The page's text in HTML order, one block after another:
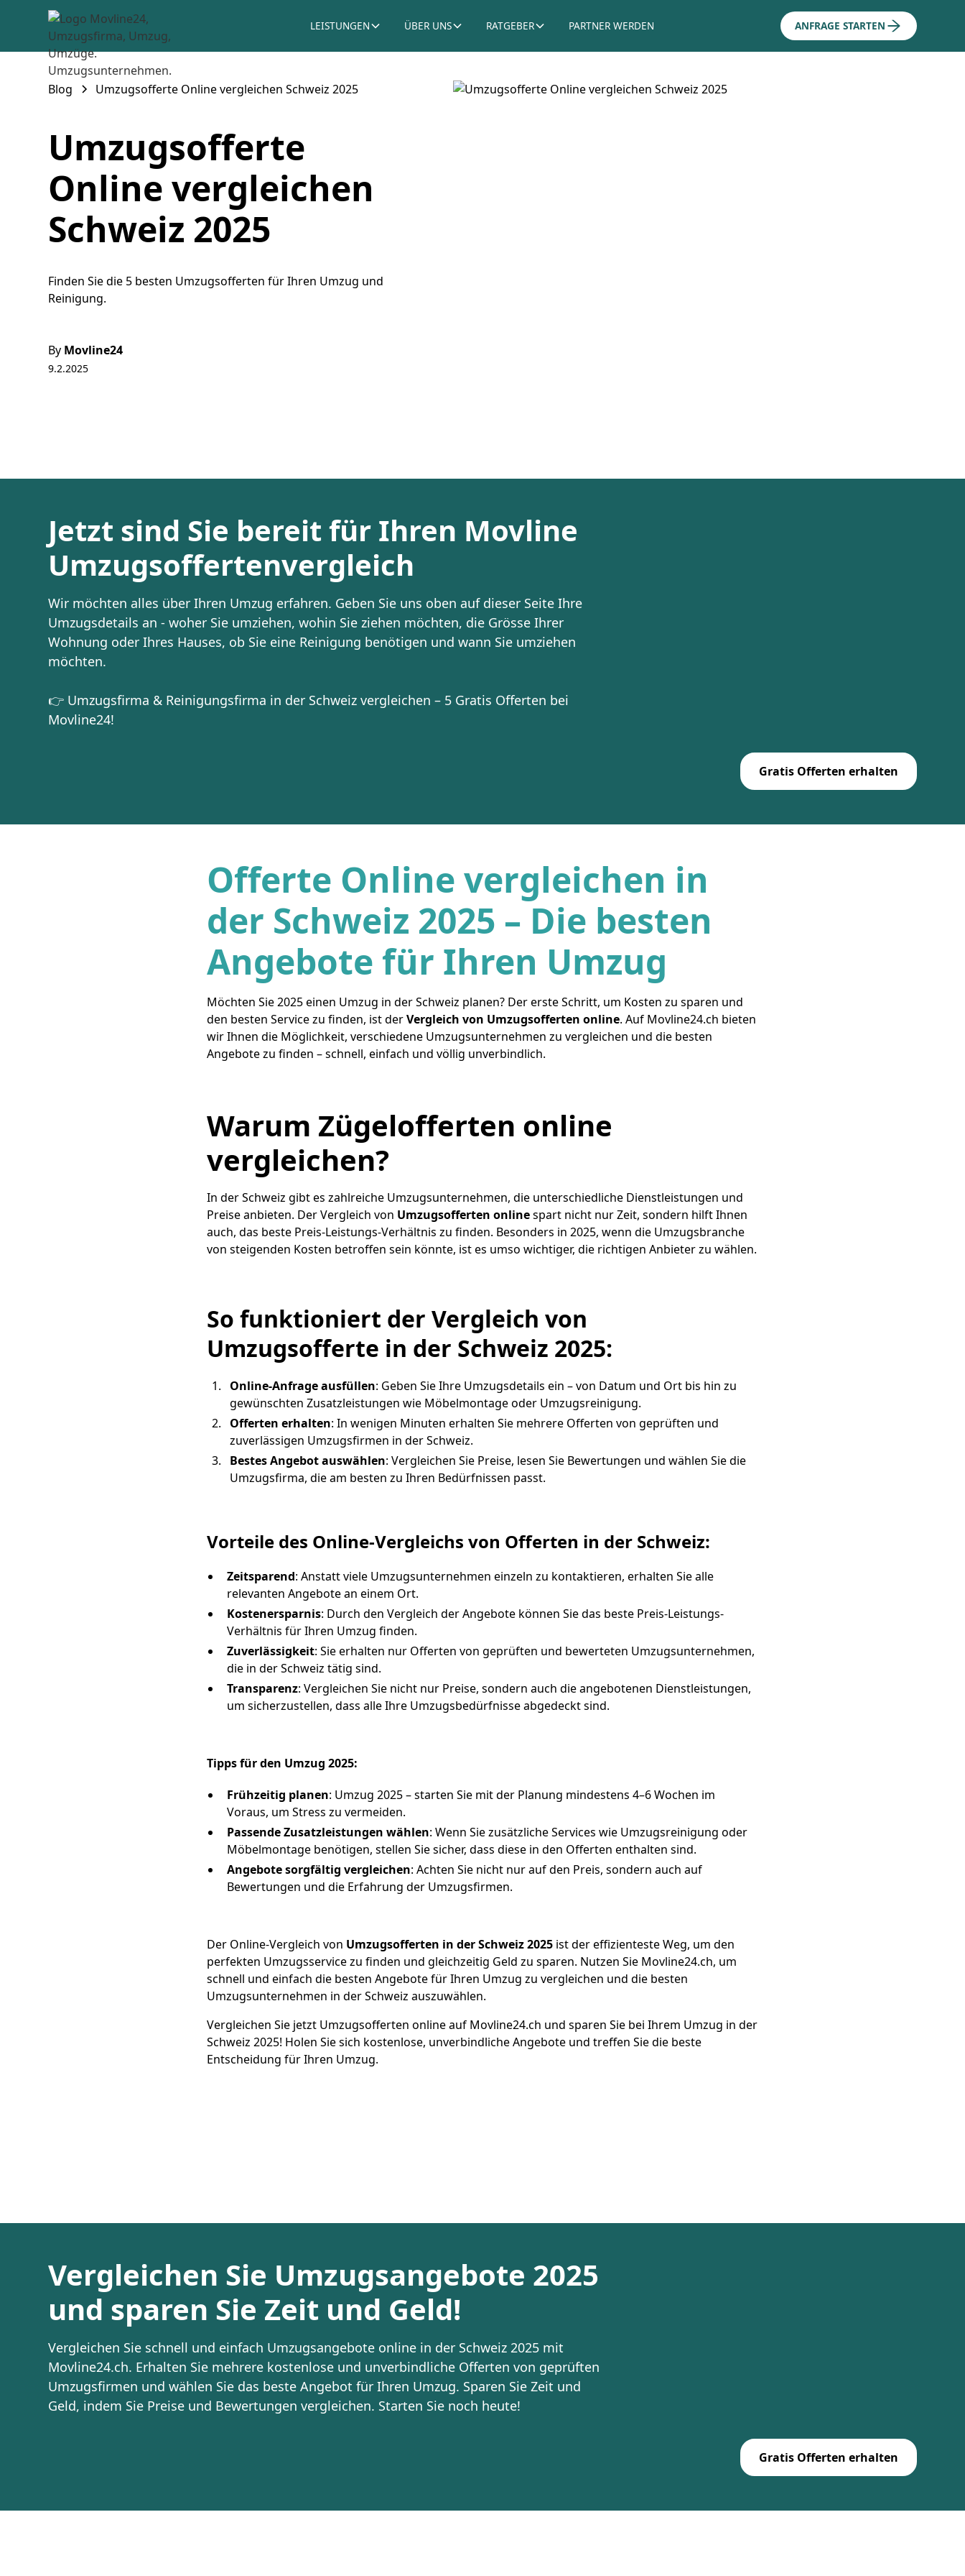
LEISTUNGEN ÜBER UNS RATGEBER PARTNER WERDEN ANFRAGE STARTEN
Blog Umzugsofferte Online vergleichen Schweiz 2025
Umzugsofferte
Online vergleichen
Schweiz 2025
Finden Sie die 5 besten Umzugsofferten für Ihren Umzug und
Reinigung.
By Movline24
9.2.2025
Jetzt sind Sie bereit für Ihren Movline
Umzugsoffertenvergleich
Wir möchten alles über Ihren Umzug erfahren. Geben Sie uns oben auf dieser Seite Ihre
Umzugsdetails an - woher Sie umziehen, wohin Sie ziehen möchten, die Grösse Ihrer
Wohnung oder Ihres Hauses, ob Sie eine Reinigung benötigen und wann Sie umziehen
möchten.
👉 Umzugsfirma & Reinigungsfirma in der Schweiz vergleichen – 5 Gratis Offerten bei
Movline24!
Gratis Offerten erhalten
Offerte Online vergleichen in
der Schweiz 2025 – Die besten
Angebote für Ihren Umzug
Möchten Sie 2025 einen Umzug in der Schweiz planen? Der erste Schritt, um Kosten zu sparen und
den besten Service zu finden, ist derVergleich von Umzugsofferten online. Auf Movline24.ch bieten
wir Ihnen die Möglichkeit, verschiedene Umzugsunternehmen zu vergleichen und die besten
Angebote zu finden – schnell, einfach und völlig unverbindlich.
Warum Zügelofferten online
vergleichen?
In der Schweiz gibt es zahlreiche Umzugsunternehmen, die unterschiedliche Dienstleistungen und
Preise anbieten. Der Vergleich von Umzugsofferten onlinespart nicht nur Zeit, sondern hilft Ihnen
auch, das beste Preis-Leistungs-Verhältnis zu finden. Besonders in 2025, wenn die Umzugsbranche
von steigenden Kosten betroffen sein könnte, ist es umso wichtiger, die richtigen Anbieter zu wählen.
So funktioniert der Vergleich von
Umzugsofferte in der Schweiz 2025:
Online-Anfrage ausfüllen: Geben Sie Ihre Umzugsdetails ein – von Datum und Ort bis hin zu
gewünschten Zusatzleistungen wie Möbelmontage oder Umzugsreinigung.
Offerten erhalten: In wenigen Minuten erhalten Sie mehrere Offerten von geprüften und
zuverlässigen Umzugsfirmen in der Schweiz.
Bestes Angebot auswählen: Vergleichen Sie Preise, lesen Sie Bewertungen und wählen Sie die
Umzugsfirma, die am besten zu Ihren Bedürfnissen passt.
Vorteile des Online-Vergleichs von Offerten in der Schweiz:
Zeitsparend: Anstatt viele Umzugsunternehmen einzeln zu kontaktieren, erhalten Sie alle
relevanten Angebote an einem Ort.
Kostenersparnis: Durch den Vergleich der Angebote können Sie das beste Preis-Leistungs-
Verhältnis für Ihren Umzug finden.
Zuverlässigkeit: Sie erhalten nur Offerten von geprüften und bewerteten Umzugsunternehmen,
die in der Schweiz tätig sind.
Transparenz: Vergleichen Sie nicht nur Preise, sondern auch die angebotenen Dienstleistungen,
um sicherzustellen, dass alle Ihre Umzugsbedürfnisse abgedeckt sind.
Tipps für den Umzug 2025:
Frühzeitig planen: Umzug 2025 – starten Sie mit der Planung mindestens 4–6 Wochen im
Voraus, um Stress zu vermeiden.
Passende Zusatzleistungen wählen: Wenn Sie zusätzliche Services wie Umzugsreinigung oder
Möbelmontage benötigen, stellen Sie sicher, dass diese in den Offerten enthalten sind.
Angebote sorgfältig vergleichen: Achten Sie nicht nur auf den Preis, sondern auch auf
Bewertungen und die Erfahrung der Umzugsfirmen.
Der Online-Vergleich von Umzugsofferten in der Schweiz 2025 ist der effizienteste Weg, um den
perfekten Umzugsservice zu finden und gleichzeitig Geld zu sparen. Nutzen Sie Movline24.ch, um
schnell und einfach die besten Angebote für Ihren Umzug zu vergleichen und die besten
Umzugsunternehmen in der Schweiz auszuwählen.
Vergleichen Sie jetzt Umzugsofferten online auf Movline24.ch und sparen Sie bei Ihrem Umzug in der
Schweiz 2025! Holen Sie sich kostenlose, unverbindliche Angebote und treffen Sie die beste
Entscheidung für Ihren Umzug.
Vergleichen Sie Umzugsangebote 2025
und sparen Sie Zeit und Geld!
Vergleichen Sie schnell und einfach Umzugsangebote online in der Schweiz 2025 mit
Movline24.ch. Erhalten Sie mehrere kostenlose und unverbindliche Offerten von geprüften
Umzugsfirmen und wählen Sie das beste Angebot für Ihren Umzug. Sparen Sie Zeit und
Geld, indem Sie Preise und Bewertungen vergleichen. Starten Sie noch heute!
Gratis Offerten erhalten